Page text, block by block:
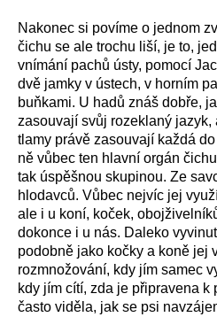
Nakonec si povíme o jednom
čichu se ale trochu liší, je to,
vnímání pachů ústy, pomocí
dvě jamky v ústech, v horním
buňkami. U hadů znáš dobře,
zasouvají svůj rozeklaný jazyk,
tlamy právě zasouvají každá
ně vůbec ten hlavní orgán
tak úspěšnou skupinou. Ze
hlodavců. Vůbec nejvíc jej
ale i u koní, koček,
dokonce i u nás. Daleko
podobně jako kočky a koně jej
rozmnožování, kdy jím samec
kdy jím cítí, zda je připravena
často viděla, jak se psi